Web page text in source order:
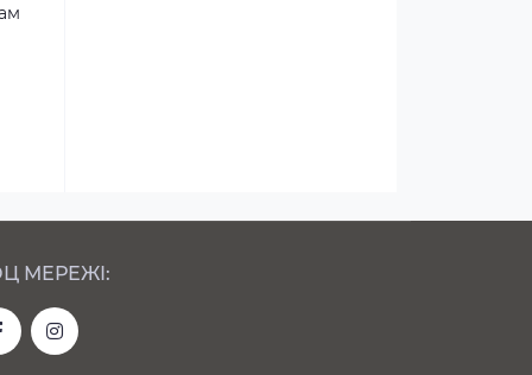
МЕРЕЖІ: